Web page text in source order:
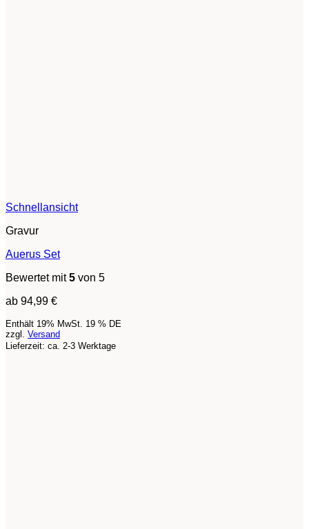
Schnellansicht
Gravur
Auerus Set
Bewertet mit5 von 5
ab 94,99 €
Enthält 19% MwSt. 19 % DE
zzgl. Versand
Lieferzeit: ca. 2-3 Werktage